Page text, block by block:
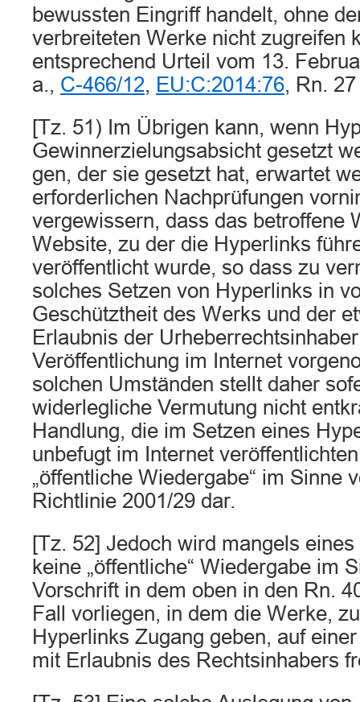
bewussten Eingriff handelt, ohne
verbreiteten Werke nicht zugreifen
entsprechend Urteil vom 13.
a., C-466/12, EU:C:2014:76, Rn.
[Tz. 51) Im Übrigen kann, wenn
Gewinnerzielungsabsicht gesetzt
gen, der sie gesetzt hat, erwartet
erforderlichen Nachprüfungen
vergewissern, dass das betroffene
Website, zu der die Hyperlinks
veröffentlicht wurde, so dass zu
solches Setzen von Hyperlinks in
Geschütztheit des Werks und der
Erlaubnis der
Veröffentlichung im Internet
solchen Umständen stellt da­her
widerlegliche Vermutung nicht
Handlung, die im Setzen eines
unbefugt im Internet
„öffentliche Wiederga­be“ im Sinne
Richtlinie 2001/29 dar.
[Tz. 52] Jedoch wird mangels
keine „öffentliche“ Wiedergabe im
Vorschrift in dem oben in den Rn.
Fall vorliegen, in dem die Werke,
Hyperlinks Zugang geben, auf
mit Erlaubnis des Rechtsinhabers